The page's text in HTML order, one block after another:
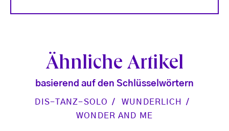
Ähnliche Artikel
basierend auf den Schlüsselwörtern
DIS-TANZ-SOLO
WUNDERLICH
WONDER AND ME